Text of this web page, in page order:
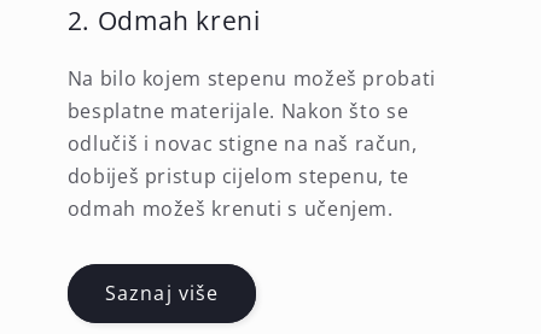
2. Odmah kreni
Na bilo kojem stepenu možeš probati
besplatne materijale. Nakon što se
odlučiš i novac stigne na naš račun,
dobiješ pristup cijelom stepenu, te
odmah možeš krenuti s učenjem.
Saznaj više